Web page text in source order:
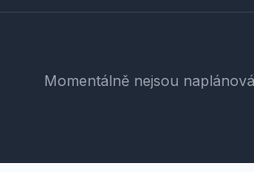
Momentálně nejsou